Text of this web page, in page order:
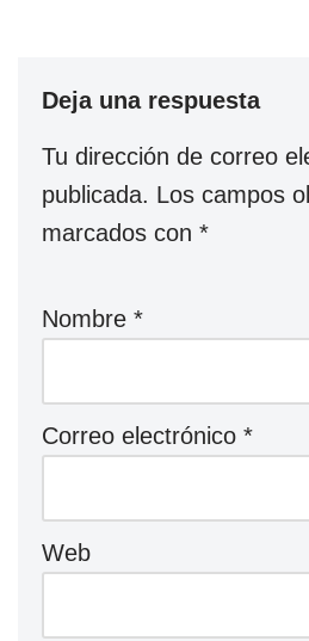
Deja una respuesta
Tu dirección de correo
publicada. Los campos
marcados con *
Nombre *
Correo electrónico *
Web